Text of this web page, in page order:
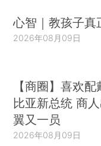
心智｜教孩子真
2026年08月09日
【商圈】喜欢
比亚新总统 商
翼又一员
2026年08月09日